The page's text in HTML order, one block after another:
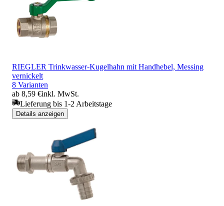
RIEGLER Trinkwasser-Kugelhahn mit Handhebel, Messing
vernickelt
8 Varianten
ab 8,59 €inkl. MwSt.
Lieferung bis 1-2 Arbeitstage
Details anzeigen